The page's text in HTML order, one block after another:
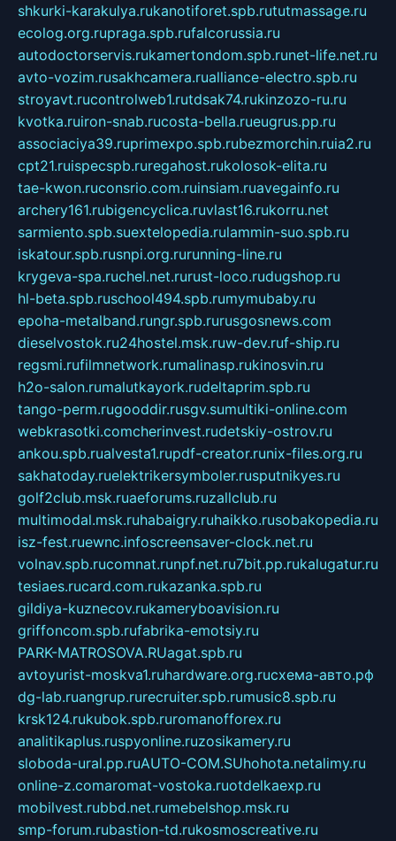
shkurki-karakulya.rukanotiforet.spb.rututmassage.ru
ecolog.org.rupraga.spb.rufalcorussia.ru
autodoctorservis.rukamertondom.spb.runet-life.net.ru
avto-vozim.rusakhcamera.rualliance-electro.spb.ru
stroyavt.rucontrolweb1.rutdsak74.rukinzozo-ru.ru
kvotka.ruiron-snab.rucosta-bella.rueugrus.pp.ru
associaciya39.ruprimexpo.spb.rubezmorchin.ruia2.ru
cpt21.ruispecspb.ruregahost.rukolosok-elita.ru
tae-kwon.ruconsrio.com.ruinsiam.ruavegainfo.ru
archery161.rubigencyclica.ruvlast16.rukorru.net
sarmiento.spb.suextelopedia.rulammin-suo.spb.ru
iskatour.spb.rusnpi.org.rurunning-line.ru
krygeva-spa.ruchel.net.rurust-loco.rudugshop.ru
hl-beta.spb.ruschool494.spb.rumymubaby.ru
epoha-metalband.rungr.spb.rurusgosnews.com
dieselvostok.ru24hostel.msk.ruw-dev.ruf-ship.ru
regsmi.rufilmnetwork.rumalinasp.rukinosvin.ru
h2o-salon.rumalutkayork.rudeltaprim.spb.ru
tango-perm.rugooddir.rusgv.sumultiki-online.com
webkrasotki.comcherinvest.rudetskiy-ostrov.ru
ankou.spb.rualvesta1.rupdf-creator.runix-files.org.ru
sakhatoday.ruelektrikersymboler.rusputnikyes.ru
golf2club.msk.ruaeforums.ruzallclub.ru
multimodal.msk.ruhabaigry.ruhaikko.rusobakopedia.ru
isz-fest.ruewnc.infoscreensaver-clock.net.ru
volnav.spb.rucomnat.runpf.net.ru7bit.pp.rukalugatur.ru
tesiaes.rucard.com.rukazanka.spb.ru
gildiya-kuznecov.rukameryboavision.ru
griffoncom.spb.rufabrika-emotsiy.ru
PARK-MATROSOVA.RUagat.spb.ru
avtoyurist-moskva1.ruhardware.org.ruсхема-авто.рф
dg-lab.ruangrup.rurecruiter.spb.rumusic8.spb.ru
krsk124.rukubok.spb.ruromanofforex.ru
analitikaplus.ruspyonline.ruzosikamery.ru
sloboda-ural.pp.ruAUTO-COM.SUhohota.netalimy.ru
online-z.comaromat-vostoka.ruotdelkaexp.ru
mobilvest.rubbd.net.rumebelshop.msk.ru
smp-forum.rubastion-td.rukosmoscreative.ru